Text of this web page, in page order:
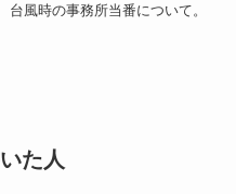
風時の事務所当番について。
た人